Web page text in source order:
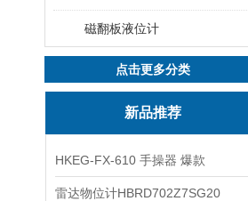
磁翻板液位计
点击更多分类
新品推荐
HKEG-FX-610 手操器 爆款
雷达物位计HBRD702Z7SG20